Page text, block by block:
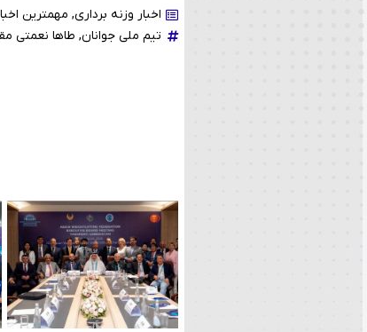
اخبار وزنه برداری, مهمترین
تیم ملی جوانان, طاها نعمتی